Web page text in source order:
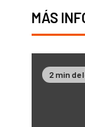
MÁS
2 min de